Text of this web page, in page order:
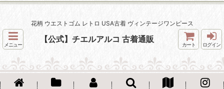
花柄 ウエストゴム レトロ USA古着 ヴィンテージワンピース
メニュー
【公式】チエルアルコ 古着通販
カート ログイン